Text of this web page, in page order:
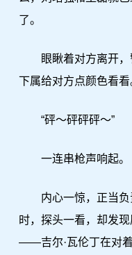
了。
眼瞅着对方离开，
下属给对方点颜色看看
“砰～砰砰砰～”
一连串枪声响起。
内心一惊，正当负
时，探头一看，却发
——吉尔·瓦伦丁在对着